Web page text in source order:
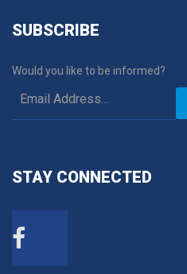
SUBSCRIBE
Would you like to be informed?
STAY CONNECTED